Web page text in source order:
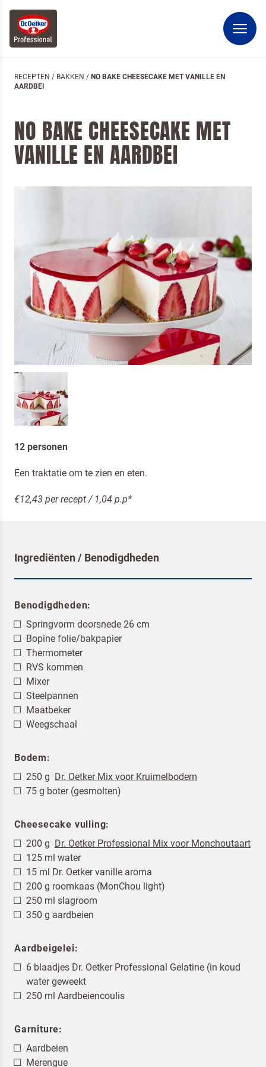
RECEPTEN / BAKKEN / NO BAKE CHEESECAKE MET VANILLE EN
AARDBEI
NO BAKE CHEESECAKE MET
VANILLE EN AARDBEI
12 personen
Een traktatie om te zien en eten.
€12,43 per recept / 1,04 p.p*
Ingrediënten / Benodigdheden
Benodigdheden:
Springvorm doorsnede 26 cm
Bopine folie/bakpapier
Thermometer
RVS kommen
Mixer
Steelpannen
Maatbeker
Weegschaal
Bodem:
250 g Dr. Oetker Mix voor Kruimelbodem
75 g boter (gesmolten)
Cheesecake vulling:
200 g Dr. Oetker Professional Mix voor Monchoutaart
125 ml water
15 ml Dr. Oetker vanille aroma
200 g roomkaas (MonChou light)
250 ml slagroom
350 g aardbeien
Aardbeigelei:
6 blaadjes Dr. Oetker Professional Gelatine (in koud
water geweekt
250 ml Aardbeiencoulis
Garniture:
Aardbeien
Merengue
Terugbelverzoek